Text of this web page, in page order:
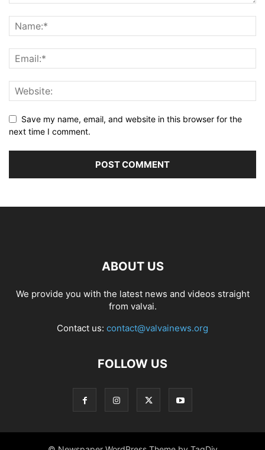
Save my name, email, and website in this browser for the
next time I comment.
ABOUT US
We provide you with the latest news and videos straight
from valvai.
Contact us: contact@valvainews.org
FOLLOW US